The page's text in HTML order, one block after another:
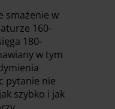
smażenie w
160-
180-
w tym
pytanie nie
szybko i jak